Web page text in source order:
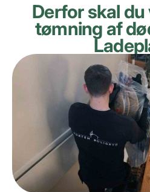
Derfor skal
tømning af